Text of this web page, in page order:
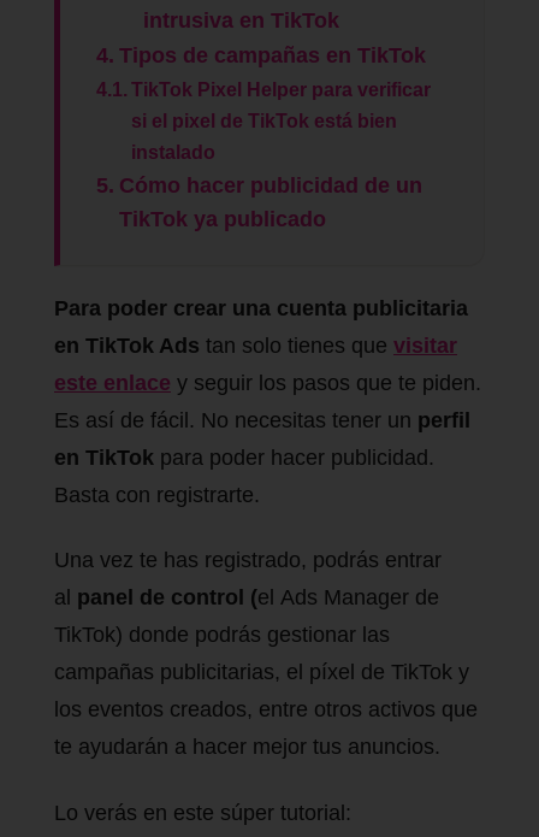
intrusiva en TikTok
Tipos de campañas en TikTok
TikTok Pixel Helper para verificar
si el pixel de TikTok está bien
instalado
Cómo hacer publicidad de un
TikTok ya publicado
Para poder crear una cuenta publicitaria
en TikTok Ads tan solo tienes que visitar
este enlace y seguir los pasos que te piden.
Es así de fácil. No necesitas tener un perfil
en TikTok para poder hacer publicidad.
Basta con registrarte.
Una vez te has registrado, podrás entrar
al panel de control (el Ads Manager de
TikTok) donde podrás gestionar las
campañas publicitarias, el píxel de TikTok y
los eventos creados, entre otros activos que
te ayudarán a hacer mejor tus anuncios.
Lo verás en este súper tutorial: